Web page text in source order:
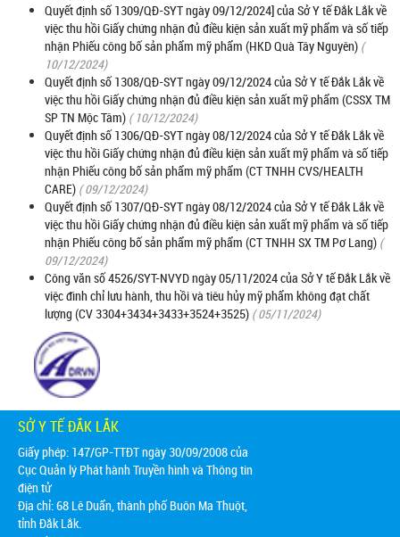
Quyết định số 1309/QĐ-SYT ngày 09/12/2024] của Sở Y tế Đắk Lắk về
việc thu hồi Giấy chứng nhận đủ điều kiện sản xuất mỹ phẩm và số tiếp
nhận Phiếu công bố sản phẩm mỹ phẩm (HKD Quà Tây Nguyên) (
10/12/2024)
Quyết định số 1308/QĐ-SYT ngày 09/12/2024 của Sở Y tế Đắk Lắk về
việc thu hồi Giấy chứng nhận đủ điều kiện sản xuất mỹ phẩm (CSSX TM
SP TN Mộc Tâm) ( 10/12/2024)
Quyết định số 1306/QĐ-SYT ngày 08/12/2024 của Sở Y tế Đắk Lắk về
việc thu hồi Giấy chứng nhận đủ điều kiện sản xuất mỹ phẩm và số tiếp
nhận Phiếu công bố sản phẩm mỹ phẩm (CT TNHH CVS/HEALTH
CARE) ( 09/12/2024)
Quyết định số 1307/QĐ-SYT ngày 08/12/2024 của Sở Y tế Đắk Lắk về
việc thu hồi Giấy chứng nhận đủ điều kiện sản xuất mỹ phẩm và số tiếp
nhận Phiếu công bố sản phẩm mỹ phẩm (CT TNHH SX TM Pơ Lang) (
09/12/2024)
Công văn số 4526/SYT-NVYD ngày 05/11/2024 của Sở Y tế Đắk Lắk về
việc đình chỉ lưu hành, thu hồi và tiêu hủy mỹ phẩm không đạt chất
lượng (CV 3304+3434+3433+3524+3525) ( 05/11/2024)
SỞ Y TẾ ĐẮK LẮK
Giấy phép: 147/GP-TTĐT ngày 30/09/2008 của
Cục Quản lý Phát hành Truyền hình và Thông tin
điện tử
Địa chỉ:68 Lê Duẩn, thành phố Buôn Ma Thuột,
tỉnh Đắk Lắk.